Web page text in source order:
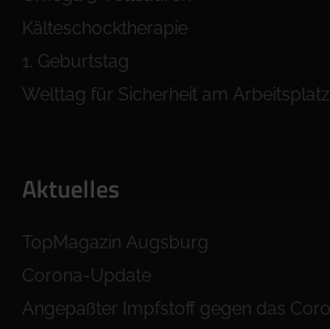
Kälteschocktherapie
1. Geburtstag
Welttag für Sicherheit am Arbeitsplatz
Aktuelles
TopMagazin Augsburg
Corona-Update
Angepaßter Impfstoff gegen das